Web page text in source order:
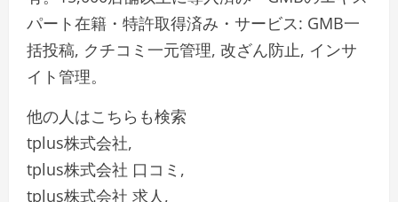
パート在籍・特許取得済み・サービス: GMB一
括投稿, クチコミ一元管理, 改ざん防止, インサ
イト管理。
他の人はこちらも検索
tplus株式会社,
tplus株式会社 口コミ,
tplus株式会社 求人,